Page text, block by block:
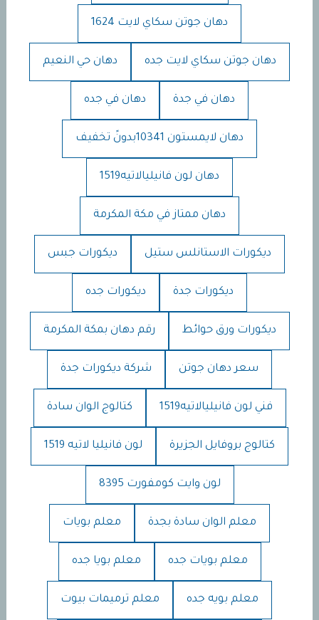
دهان جوتن سكاي لايت 1624
دهان جوتن سكاي لايت جده دهان حي النعيم
دهان في جدة دهان في جده
دهان لايمستون 10341بدونً تخفيف
دهان لون فانيليالاتيه1519
دهان ممتاز في مكة المكرمة
ديكورات الاستانلس ستيل ديكورات جبس
ديكورات جدة ديكورات جده
ديكورات ورق حوائط رقم دهان بمكة المكرمة
سعر دهان جوتن شركة ديكورات جدة
فني لون فانيليالاتيه1519 كتالوج الوان سادة
كتالوج بروفايل الجزيرة لون فانيليا لاتيه 1519
لون وايت كومفورت 8395
معلم الوان سادة بجدة معلم بويات
معلم بويات جده معلم بويا جده
معلم بويه جده معلم ترميمات بيوت